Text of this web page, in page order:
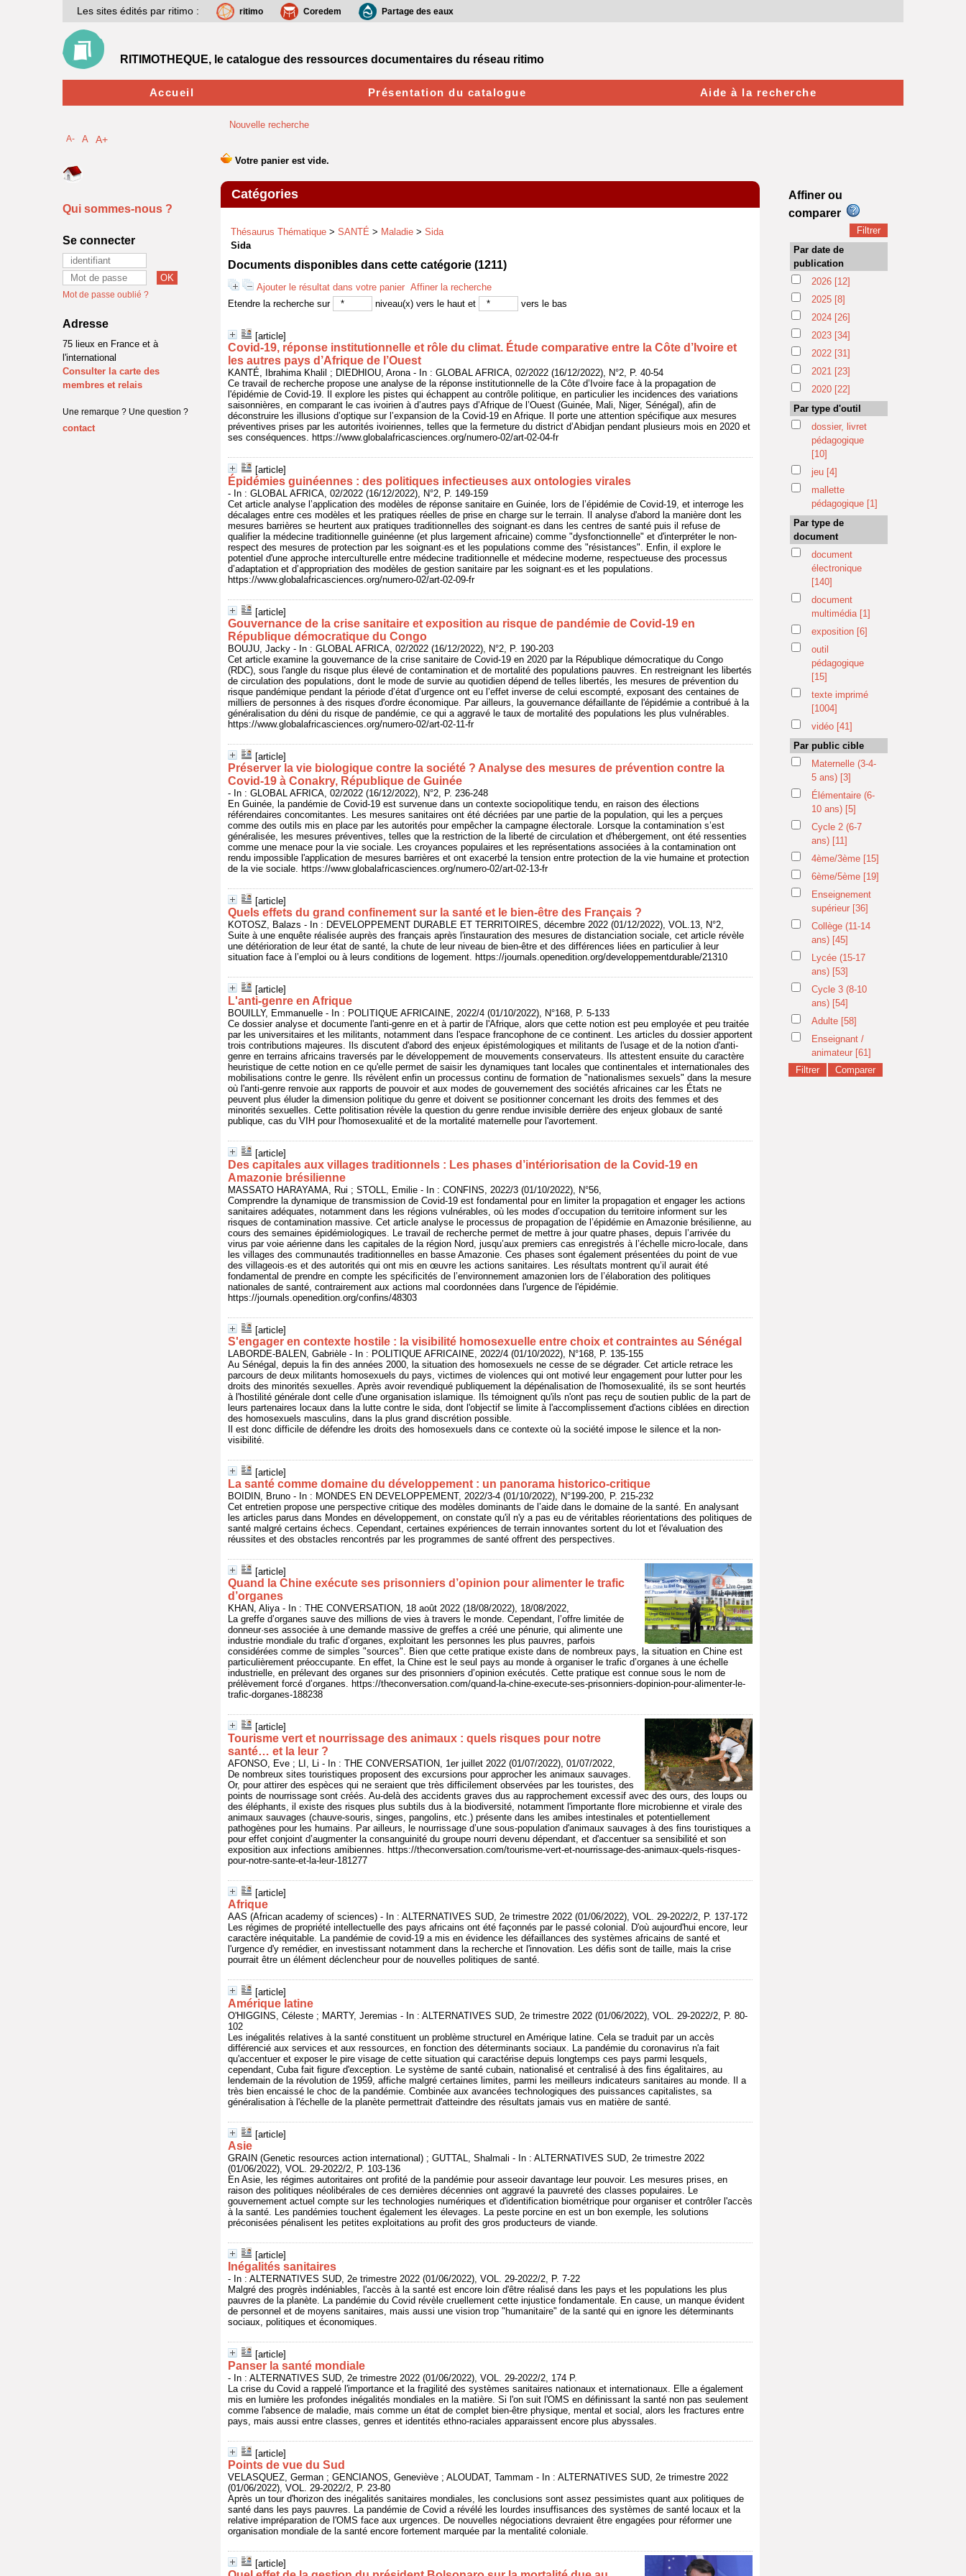
Nouvelle recherche
Catégories
Thésaurus Thématique > SANTÉ > Maladie > Sida
Sida
Documents disponibles dans cette catégorie (1211)
Ajouter le résultat dans votre panier Affiner la recherche
Etendre la recherche sur
niveau(x) vers le haut et vers le bas
[article]
Covid-19, réponse institutionnelle et rôle du climat. Étude comparative entre la Côte d’Ivoire et
les autres pays d’Afrique de l’Ouest
KANTÉ, Ibrahima Khalil ; DIEDHIOU, Arona - In : GLOBAL AFRICA, 02/2022 (16/12/2022), N°2, P. 40-54
Ce travail de recherche propose une analyse de la réponse institutionnelle de la Côte d’Ivoire face à la propagation de
l'épidémie de Covid-19. Il explore les pistes qui échappent au contrôle politique, en particulier les incidences des variations
saisonnières, en comparant le cas ivoirien à d’autres pays d’Afrique de l’Ouest (Guinée, Mali, Niger, Sénégal), afin de
déconstruire les illusions d’optique sur l’expansion de la Covid-19 en Afrique. Il porte une attention spécifique aux mesures
préventives prises par les autorités ivoiriennes, telles que la fermeture du district d’Abidjan pendant plusieurs mois en 2020 et
ses conséquences. https://www.globalafricasciences.org/numero-02/art-02-04-fr
[article]
Épidémies guinéennes : des politiques infectieuses aux ontologies virales
- In : GLOBAL AFRICA, 02/2022 (16/12/2022), N°2, P. 149-159
Cet article analyse l’application des modèles de réponse sanitaire en Guinée, lors de l’épidémie de Covid-19, et interroge les
décalages entre ces modèles et les pratiques réelles de prise en charge sur le terrain. Il analyse d'abord la manière dont les
mesures barrières se heurtent aux pratiques traditionnelles des soignant·es dans les centres de santé puis il refuse de
qualifier la médecine traditionnelle guinéenne (et plus largement africaine) comme "dysfonctionnelle" et d'interpréter le non-
respect des mesures de protection par les soignant·es et les populations comme des "résistances". Enfin, il explore le
potentiel d'une approche interculturelle entre médecine traditionnelle et médecine moderne, respectueuse des processus
d’adaptation et d’appropriation des modèles de gestion sanitaire par les soignant·es et les populations.
https://www.globalafricasciences.org/numero-02/art-02-09-fr
[article]
Gouvernance de la crise sanitaire et exposition au risque de pandémie de Covid-19 en
République démocratique du Congo
BOUJU, Jacky - In : GLOBAL AFRICA, 02/2022 (16/12/2022), N°2, P. 190-203
Cet article examine la gouvernance de la crise sanitaire de Covid-19 en 2020 par la République démocratique du Congo
(RDC), sous l'angle du risque plus élevé de contamination et de mortalité des populations pauvres. En restreignant les libertés
de circulation des populations, dont le mode de survie au quotidien dépend de telles libertés, les mesures de prévention du
risque pandémique pendant la période d’état d’urgence ont eu l’effet inverse de celui escompté, exposant des centaines de
milliers de personnes à des risques d'ordre économique. Par ailleurs, la gouvernance défaillante de l'épidémie a contribué à la
généralisation du déni du risque de pandémie, ce qui a aggravé le taux de mortalité des populations les plus vulnérables.
https://www.globalafricasciences.org/numero-02/art-02-11-fr
[article]
Préserver la vie biologique contre la société ? Analyse des mesures de prévention contre la
Covid-19 à Conakry, République de Guinée
- In : GLOBAL AFRICA, 02/2022 (16/12/2022), N°2, P. 236-248
En Guinée, la pandémie de Covid-19 est survenue dans un contexte sociopolitique tendu, en raison des élections
référendaires concomitantes. Les mesures sanitaires ont été décriées par une partie de la population, qui les a perçues
comme des outils mis en place par les autorités pour empêcher la campagne électorale. Lorsque la contamination s’est
généralisée, les mesures préventives, telles que la restriction de la liberté de circulation et d'hébergement, ont été ressenties
comme une menace pour la vie sociale. Les croyances populaires et les représentations associées à la contamination ont
rendu impossible l'application de mesures barrières et ont exacerbé la tension entre protection de la vie humaine et protection
de la vie sociale. https://www.globalafricasciences.org/numero-02/art-02-13-fr
[article]
Quels effets du grand confinement sur la santé et le bien-être des Français ?
KOTOSZ, Balazs - In : DEVELOPPEMENT DURABLE ET TERRITOIRES, décembre 2022 (01/12/2022), VOL.13, N°2,
Suite à une enquête réalisée auprès des français après l'instauration des mesures de distanciation sociale, cet article révèle
une détérioration de leur état de santé, la chute de leur niveau de bien-être et des différences liées en particulier à leur
situation face à l’emploi ou à leurs conditions de logement. https://journals.openedition.org/developpementdurable/21310
[article]
L'anti-genre en Afrique
BOUILLY, Emmanuelle - In : POLITIQUE AFRICAINE, 2022/4 (01/10/2022), N°168, P. 5-133
Ce dossier analyse et documente l'anti-genre en et à partir de l'Afrique, alors que cette notion est peu employée et peu traitée
par les universitaires et les militants, notamment dans l'espace francophone de ce continent. Les articles du dossier apportent
trois contributions majeures. Ils discutent d'abord des enjeux épistémologiques et militants de l'usage et de la notion d'anti-
genre en terrains africains traversés par le développement de mouvements conservateurs. Ils attestent ensuite du caractère
heuristique de cette notion en ce qu'elle permet de saisir les dynamiques tant locales que continentales et internationales des
mobilisations contre le genre. Ils révèlent enfin un processus continu de formation de "nationalismes sexuels" dans la mesure
où l'anti-genre renvoie aux rapports de pouvoir et aux modes de gouvernement des sociétés africaines car les États ne
peuvent plus éluder la dimension politique du genre et doivent se positionner concernant les droits des femmes et des
minorités sexuelles. Cette politisation révèle la question du genre rendue invisible derrière des enjeux globaux de santé
publique, cas du VIH pour l'homosexualité et de la mortalité maternelle pour l'avortement.
[article]
Des capitales aux villages traditionnels : Les phases d’intériorisation de la Covid-19 en
Amazonie brésilienne
MASSATO HARAYAMA, Rui ; STOLL, Emilie - In : CONFINS, 2022/3 (01/10/2022), N°56,
Comprendre la dynamique de transmission de Covid-19 est fondamental pour en limiter la propagation et engager les actions
sanitaires adéquates, notamment dans les régions vulnérables, où les modes d’occupation du territoire informent sur les
risques de contamination massive. Cet article analyse le processus de propagation de l’épidémie en Amazonie brésilienne, au
cours des semaines épidémiologiques. Le travail de recherche permet de mettre à jour quatre phases, depuis l’arrivée du
virus par voie aérienne dans les capitales de la région Nord, jusqu’aux premiers cas enregistrés à l’échelle micro-locale, dans
les villages des communautés traditionnelles en basse Amazonie. Ces phases sont également présentées du point de vue
des villageois·es et des autorités qui ont mis en œuvre les actions sanitaires. Les résultats montrent qu’il aurait été
fondamental de prendre en compte les spécificités de l’environnement amazonien lors de l’élaboration des politiques
nationales de santé, contrairement aux actions mal coordonnées dans l'urgence de l'épidémie.
https://journals.openedition.org/confins/48303
[article]
S'engager en contexte hostile : la visibilité homosexuelle entre choix et contraintes au Sénégal
LABORDE-BALEN, Gabrièle - In : POLITIQUE AFRICAINE, 2022/4 (01/10/2022), N°168, P. 135-155
Au Sénégal, depuis la fin des années 2000, la situation des homosexuels ne cesse de se dégrader. Cet article retrace les
parcours de deux militants homosexuels du pays, victimes de violences qui ont motivé leur engagement pour lutter pour les
droits des minorités sexuelles. Après avoir revendiqué publiquement la dépénalisation de l'homosexualité, ils se sont heurtés
à l'hostilité générale dont celle d'une organisation islamique. Ils témoignent qu'ils n'ont pas reçu de soutien public de la part de
leurs partenaires locaux dans la lutte contre le sida, dont l'objectif se limite à l'accomplissement d'actions ciblées en direction
des homosexuels masculins, dans la plus grand discrétion possible.
Il est donc difficile de défendre les droits des homosexuels dans ce contexte où la société impose le silence et la non-
visibilité.
[article]
La santé comme domaine du développement : un panorama historico-critique
BOIDIN, Bruno - In : MONDES EN DEVELOPPEMENT, 2022/3-4 (01/10/2022), N°199-200, P. 215-232
Cet entretien propose une perspective critique des modèles dominants de l’aide dans le domaine de la santé. En analysant
les articles parus dans Mondes en développement, on constate qu'il n'y a pas eu de véritables réorientations des politiques de
santé malgré certains échecs. Cependant, certaines expériences de terrain innovantes sortent du lot et l'évaluation des
réussites et des obstacles rencontrés par les programmes de santé offrent des perspectives.
[article]
Quand la Chine exécute ses prisonniers d’opinion pour alimenter le trafic
d’organes
KHAN, Aliya - In : THE CONVERSATION, 18 août 2022 (18/08/2022), 18/08/2022,
La greffe d’organes sauve des millions de vies à travers le monde. Cependant, l’offre limitée de
donneur·ses associée à une demande massive de greffes a créé une pénurie, qui alimente une
industrie mondiale du trafic d’organes, exploitant les personnes les plus pauvres, parfois
considérées comme de simples "sources". Bien que cette pratique existe dans de nombreux pays, la situation en Chine est
particulièrement préoccupante. En effet, la Chine est le seul pays au monde à organiser le trafic d’organes à une échelle
industrielle, en prélevant des organes sur des prisonniers d’opinion exécutés. Cette pratique est connue sous le nom de
prélèvement forcé d’organes. https://theconversation.com/quand-la-chine-execute-ses-prisonniers-dopinion-pour-alimenter-le-
trafic-dorganes-188238
[article]
Tourisme vert et nourrissage des animaux : quels risques pour notre
santé… et la leur ?
AFONSO, Eve ; LI, Li - In : THE CONVERSATION, 1er juillet 2022 (01/07/2022), 01/07/2022,
De nombreux sites touristiques proposent des excursions pour approcher les animaux sauvages.
Or, pour attirer des espèces qui ne seraient que très difficilement observées par les touristes, des
points de nourrissage sont créés. Au-delà des accidents graves dus au rapprochement excessif avec des ours, des loups ou
des éléphants, il existe des risques plus subtils dus à la biodiversité, notamment l'importante flore microbienne et virale des
animaux sauvages (chauve-souris, singes, pangolins, etc.) présente dans les amibes intestinales et potentiellement
pathogènes pour les humains. Par ailleurs, le nourrissage d’une sous-population d'animaux sauvages à des fins touristiques a
pour effet conjoint d’augmenter la consanguinité du groupe nourri devenu dépendant, et d'accentuer sa sensibilité et son
exposition aux infections amibiennes. https://theconversation.com/tourisme-vert-et-nourrissage-des-animaux-quels-risques-
pour-notre-sante-et-la-leur-181277
[article]
Afrique
AAS (African academy of sciences) - In : ALTERNATIVES SUD, 2e trimestre 2022 (01/06/2022), VOL. 29-2022/2, P. 137-172
Les régimes de propriété intellectuelle des pays africains ont été façonnés par le passé colonial. D'où aujourd'hui encore, leur
caractère inéquitable. La pandémie de covid-19 a mis en évidence les défaillances des systèmes africains de santé et
l'urgence d'y remédier, en investissant notamment dans la recherche et l'innovation. Les défis sont de taille, mais la crise
pourrait être un élément déclencheur pour de nouvelles politiques de santé.
[article]
Amérique latine
O'HIGGINS, Céleste ; MARTY, Jeremias - In : ALTERNATIVES SUD, 2e trimestre 2022 (01/06/2022), VOL. 29-2022/2, P. 80-
102
Les inégalités relatives à la santé constituent un problème structurel en Amérique latine. Cela se traduit par un accès
différencié aux services et aux ressources, en fonction des déterminants sociaux. La pandémie du coronavirus n'a fait
qu'accentuer et exposer le pire visage de cette situation qui caractérise depuis longtemps ces pays parmi lesquels,
cependant, Cuba fait figure d'exception. Le système de santé cubain, nationalisé et centralisé à des fins égalitaires, au
lendemain de la révolution de 1959, affiche malgré certaines limites, parmi les meilleurs indicateurs sanitaires au monde. Il a
très bien encaissé le choc de la pandémie. Combinée aux avancées technologiques des puissances capitalistes, sa
généralisation à l'échelle de la planète permettrait d'atteindre des résultats jamais vus en matière de santé.
[article]
Asie
GRAIN (Genetic resources action international) ; GUTTAL, Shalmali - In : ALTERNATIVES SUD, 2e trimestre 2022
(01/06/2022), VOL. 29-2022/2, P. 103-136
En Asie, les régimes autoritaires ont profité de la pandémie pour asseoir davantage leur pouvoir. Les mesures prises, en
raison des politiques néolibérales de ces dernières décennies ont aggravé la pauvreté des classes populaires. Le
gouvernement actuel compte sur les technologies numériques et d'identification biométrique pour organiser et contrôler l'accès
à la santé. Les pandémies touchent également les élevages. La peste porcine en est un bon exemple, les solutions
préconisées pénalisent les petites exploitations au profit des gros producteurs de viande.
[article]
Inégalités sanitaires
- In : ALTERNATIVES SUD, 2e trimestre 2022 (01/06/2022), VOL. 29-2022/2, P. 7-22
Malgré des progrès indéniables, l'accès à la santé est encore loin d'être réalisé dans les pays et les populations les plus
pauvres de la planète. La pandémie du Covid révèle cruellement cette injustice fondamentale. En cause, un manque évident
de personnel et de moyens sanitaires, mais aussi une vision trop "humanitaire" de la santé qui en ignore les déterminants
sociaux, politiques et économiques.
[article]
Panser la santé mondiale
- In : ALTERNATIVES SUD, 2e trimestre 2022 (01/06/2022), VOL. 29-2022/2, 174 P.
La crise du Covid a rappelé l'importance et la fragilité des systèmes sanitaires nationaux et internationaux. Elle a également
mis en lumière les profondes inégalités mondiales en la matière. Si l'on suit l'OMS en définissant la santé non pas seulement
comme l'absence de maladie, mais comme un état de complet bien-être physique, mental et social, alors les fractures entre
pays, mais aussi entre classes, genres et identités ethno-raciales apparaissent encore plus abyssales.
[article]
Points de vue du Sud
VELASQUEZ, German ; GENCIANOS, Geneviève ; ALOUDAT, Tammam - In : ALTERNATIVES SUD, 2e trimestre 2022
(01/06/2022), VOL. 29-2022/2, P. 23-80
Après un tour d'horizon des inégalités sanitaires mondiales, les conclusions sont assez pessimistes quant aux politiques de
santé dans les pays pauvres. La pandémie de Covid a révélé les lourdes insuffisances des systèmes de santé locaux et la
relative impréparation de l'OMS face aux urgences. De nouvelles négociations devraient être engagées pour réformer une
organisation mondiale de la santé encore fortement marquée par la mentalité coloniale.
[article]
Les sites édités par ritimo : ritimo Coredem Partage des eaux
RITIMOTHEQUE, le catalogue des ressources documentaires du réseau ritimo
Accueil Présentation du catalogue Aide à la recherche
A- A A+
Qui sommes-nous ?
Se connecter
Mot de passe oublié ?
Adresse
75 lieux en France et à
l'international
Consulter la carte des
membres et relais
Une remarque ? Une question ?
contact
Affiner ou
comparer
Par date de
publication
2026 [12]
2025 [8]
2024 [26]
2023 [34]
2022 [31]
2021 [23]
2020 [22]
Par type d'outil
dossier, livret
pédagogique
[10]
jeu [4]
mallette
pédagogique [1]
Par type de
document
document
électronique
[140]
document
multimédia [1]
exposition [6]
outil
pédagogique
[15]
texte imprimé
[1004]
vidéo [41]
Par public cible
Maternelle (3-4-
5 ans) [3]
Élémentaire (6-
10 ans) [5]
Cycle 2 (6-7
ans) [11]
4ème/3ème [15]
6ème/5ème [19]
Enseignement
supérieur [36]
Collège (11-14
ans) [45]
Lycée (15-17
ans) [53]
Cycle 3 (8-10
ans) [54]
Adulte [58]
Enseignant /
animateur [61]